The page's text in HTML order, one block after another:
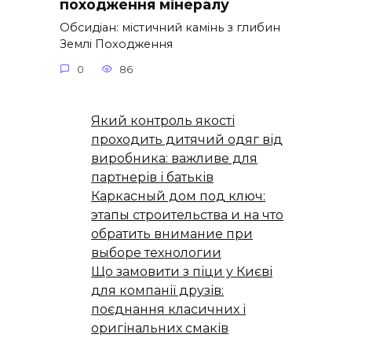
походження мінералу
Обсидіан: містичний камінь з глибин
Землі Походження
0 86
Який контроль якості
проходить дитячий одяг від
виробника: важливе для
партнерів і батьків
Каркасный дом под ключ:
этапы строительства и на что
обратить внимание при
выборе технологии
Що замовити з піци у Києві
для компанії друзів:
поєднання класичних і
оригінальних смаків